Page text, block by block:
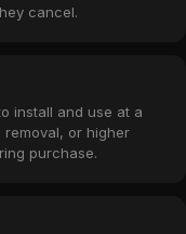
cancel.
install and use at a
removal, or higher
purchase.